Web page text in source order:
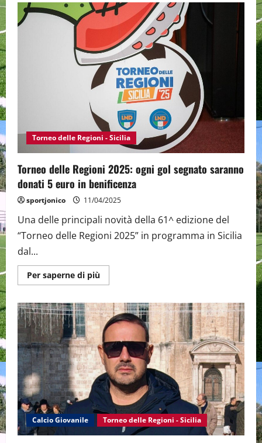
Sicilia
2025:
risultati
e
marcatori
della
prima
giornata.
En-
plein
della
Sicilia
tutte
e
le
categorie
Torneo delle Regioni - Sicilia
Torneo delle Regioni 2025: ogni gol segnato saranno
donati 5 euro in benificenza
sportjonico 11/04/2025
Una delle principali novità della 61^ edizione del
“Torneo delle Regioni 2025” in programma in Sicilia
dal...
Per saperne di piùMaggiori
informazioni
delle
Regioni
2025:
ogni
gol
segnato
saranno
donati
5
euro
in
benificenza
Calcio Giovanile Torneo delle Regioni - Sicilia